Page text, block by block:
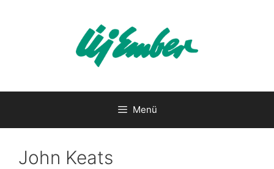
Menü
John Keats